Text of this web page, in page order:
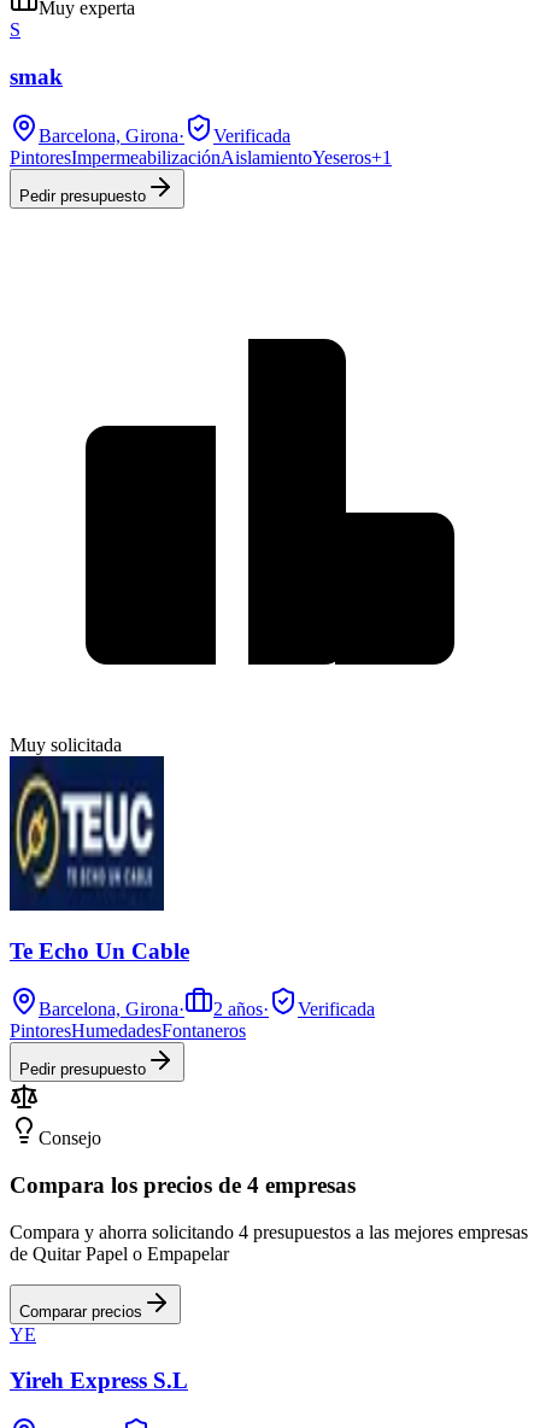
Muy experta
S
smak
Barcelona, Girona·
Verificada
PintoresImpermeabilizaciónAislamientoYeseros+1
Pedir presupuesto
Muy solicitada
Te Echo Un Cable
Barcelona, Girona· 2 años·
Verificada
PintoresHumedadesFontaneros
Pedir presupuesto
Consejo
Compara los precios de 4 empresas
Compara y ahorra solicitando 4 presupuestos a las mejores empresas
de Quitar Papel o Empapelar
Comparar precios
YE
Yireh Express S.L